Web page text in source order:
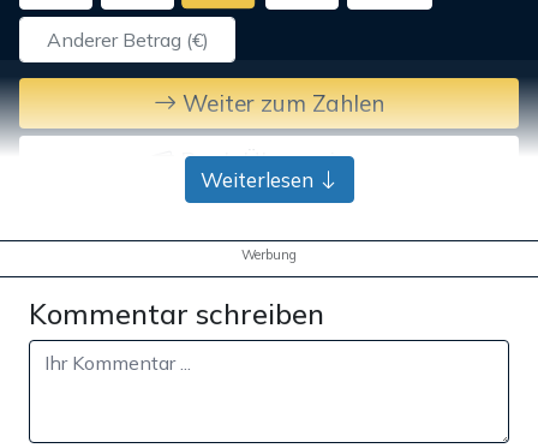
Weiter zum Zahlen
Bank-Überweisung
Weiterlesen
Werbung
Kommentar schreiben